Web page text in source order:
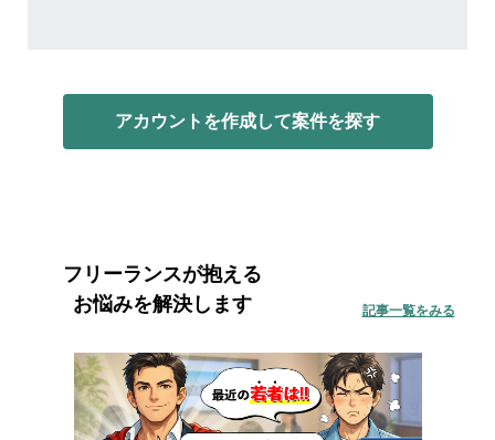
アカウントを作成して案件を探す
フリーランスが抱える
お悩みを解決します
記事一覧をみる